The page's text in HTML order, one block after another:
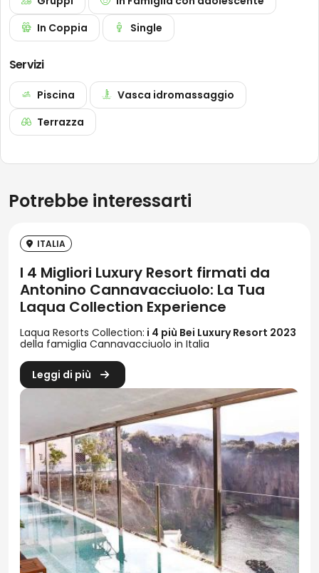
In Coppia
Single
Servizi
Piscina
Vasca idromassaggio
Terrazza
Potrebbe interessarti
ITALIA
I 4 Migliori Luxury Resort firmati da
Antonino Cannavacciuolo: La Tua
Laqua Collection Experience
Laqua Resorts Collection: i 4 più Bei Luxury Resort 2023
della famiglia Cannavacciuolo in Italia
Leggi di più